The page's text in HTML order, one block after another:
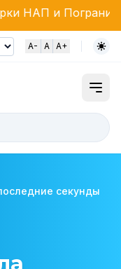
полиции в
A- A A+
секунды